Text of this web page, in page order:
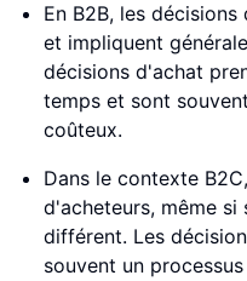
En B2B, les
et impliquent
décisions d'achat
temps et sont
coûteux.
Dans le contexte
d'acheteurs, même
différent. Les
souvent un